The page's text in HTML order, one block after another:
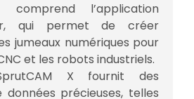
comprend l’application
qui permet de créer
jumeaux numériques pour
et les robots industriels.
X fournit des
données précieuses, telles